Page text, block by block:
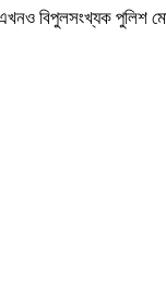
বিপুলসংখ্যক পুলিশ